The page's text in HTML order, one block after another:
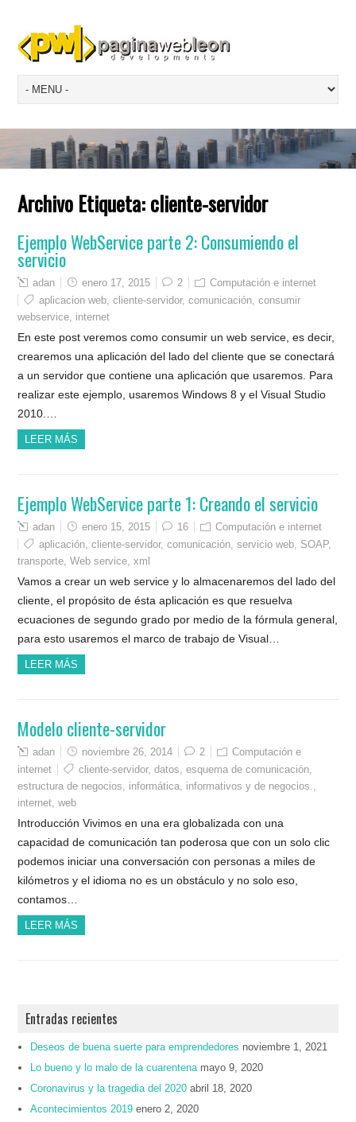
Archivo Etiqueta:cliente-servidor
Ejemplo WebService parte 2: Consumiendo el
servicio
adan enero 17, 2015 2
Computación e internet
aplicacion web ,cliente-servidor,comunicación ,consumir
webservice internet
En este post veremos como consumir un web service, es decir,
crearemos una aplicación del lado del cliente que se conectará
a un servidor que contiene una aplicación que usaremos. Para
realizar este ejemplo, usaremos Windows 8 y el Visual Studio
2010.…
LEER MÁS
Ejemplo WebService parte 1: Creando el servicio
adan enero 15, 2015 16
Computación e internet
aplicación ,cliente-servidor,comunicación ,servicio web SOAP,
transporte ,Web service ,xml
Vamos a crear un web service y lo almacenaremos del lado del
cliente, el propósito de ésta aplicación es que resuelva
ecuaciones de segundo grado por medio de la fórmula general,
para esto usaremos el marco de trabajo de Visual…
LEER MÁS
Modelo cliente-servidor
adan noviembre 26, 2014 2
Computación e
internet
cliente-servidor,datos ,esquema de comunicación
estructura de negocios
informática informativos y de negocios.
internet ,web
Introducción Vivimos en una era globalizada con una
capacidad de comunicación tan poderosa que con un solo clic
podemos iniciar una conversación con personas a miles de
kilómetros y el idioma no es un obstáculo y no solo eso,
contamos…
LEER MÁS
Entradas recientes
Deseos de buena suerte para emprendedores noviembre 1, 2021
Lo bueno y lo malo de la cuarentena mayo 9, 2020
Coronavirus y la tragedia del 2020 abril 18, 2020
Acontecimientos 2019 enero 2, 2020